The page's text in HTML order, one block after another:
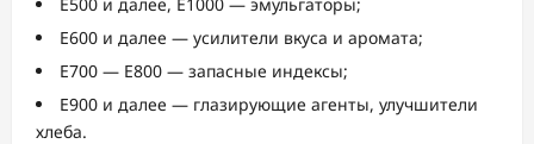
Е600 и далее — усилители вкуса и аромата;
Е700 — Е800 — запасные индексы;
Е900 и далее — глазирующие агенты, улучшители
хлеба.